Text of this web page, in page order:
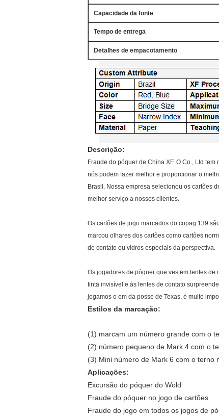
Capacidade da fonte
Tempo de entrega
Detalhes de empacotamento
Descrição:
Fraude do póquer de China XF. O Co., Ltd
nós podem fazer melhor e proporcionar o
Brasil. Nossa empresa selecionou os cartões
melhor serviço a nossos clientes.
Os cartões de jogo marcados do copag 139
marcou olhares dos cartões como cartões
de contato ou vidros especiais da perspectiva.
Os jogadores de póquer que vestem lentes
tinta invisível e às lentes de contato
jogamos o em da posse de Texas, é muito
Estilos da marcação:
(1) marcam um número grande com o
(2) número pequeno de Mark 4 com o
(3) Mini número de Mark 6 com o terno
Aplicações:
Excursão do póquer do Wold
Fraude do póquer no jogo de cartões
Fraude do jogo em todos os jogos de